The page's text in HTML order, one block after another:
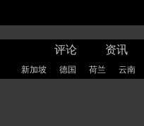
评论 资讯
新加坡 德国 荷兰 云南